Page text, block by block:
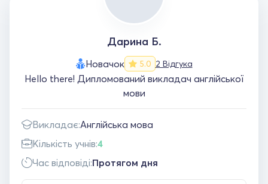
Дарина Б.
Новачок 5.0 2 Відгука
Hello there! Дипломований викладач англійської
мови
Викладає:Англійська мова
Кількість учнів:4
Час відповіді:Протягом дня